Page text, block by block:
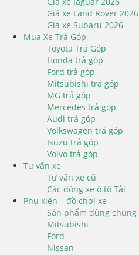
Giá xe Land Rover 2026
Giá xe Subaru 2026
Mua Xe Trả Góp
Toyota Trả Góp
Honda trả góp
Ford trả góp
Mitsubishi trả góp
MG trả góp
Mercedes trả góp
Audi trả góp
Volkswagen trả góp
Isuzu trả góp
Volvo trả góp
Tư vấn xe
Tư vấn xe cũ
Các dòng xe ô tô Tải
Phụ kiện – đồ chơi xe
Sản phẩm dùng chung
Mitsubishi
Ford
Nissan